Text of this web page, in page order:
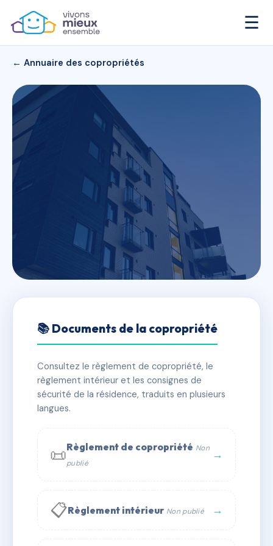
☰
← Annuaire des copropriétés
L'Alcys
✓ Immatriculée 🏠 84 lots 🏗 1 bâtiment(s)
📞 Contacter Syndic Digital
📚 Documents de la copropriété
Consultez le règlement de copropriété, le
règlement intérieur et les consignes de
sécurité de la résidence, traduits en plusieurs
langues.
📜Règlement de copropriété Non
publié
→
📋Règlement intérieur Non publié →